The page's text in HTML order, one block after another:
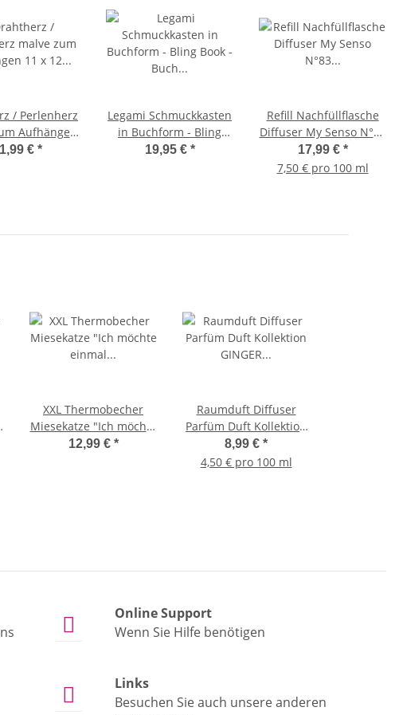
/ Perlenherz
Aufhängen
cm - Herz aus
€ *
Legami Schmuckkasten
in Buchform - Bling
Book - Buch für
19,95 € *
Refill Nachfüllflasche
Diffuser My Senso N°83
Limone 240 ml - I
grandi Classici -
Duft, Verdunster
17,99 € *
7,50 € pro 100 ml
XXL Thermobecher
Miesekatze "Ich möchte
einmal ohne Idioten
12,99 € *
Raumduft Diffuser
Parfüm Duft Kollektion
GINGER TONIC 200 ml -
Aromatherapie,
8,99 € *
4,50 € pro 100 ml

Online Support
Wenn Sie Hilfe benötigen

Links
Besuchen Sie auch unsere anderen